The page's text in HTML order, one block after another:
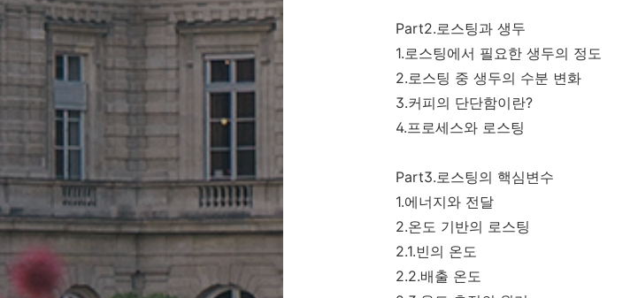
Part2.로스팅과 생두
1.로스팅에서 필요한 생두의 정도
2.로스팅 중 생두의 수분 변화
3.커피의 단단함이란?
4.프로세스와 로스팅
Part3.로스팅의 핵심변수
1.에너지와 전달
2.온도 기반의 로스팅
2.1.빈의 온도
2.2.배출 온도